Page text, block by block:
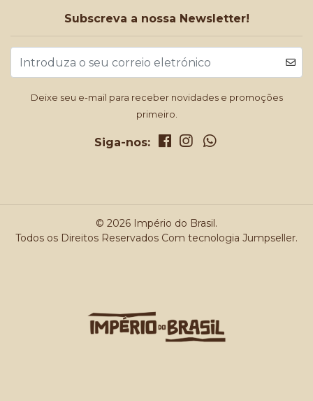
Subscreva a nossa Newsletter!
Deixe seu e-mail para receber novidades e promoções
primeiro.
Siga-nos:
© 2026 Império do Brasil.
Todos os Direitos Reservados Com tecnologia Jumpseller.